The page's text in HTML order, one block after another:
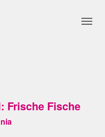
Frische Fische